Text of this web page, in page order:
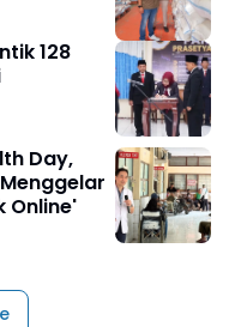
128
Day,
Online'